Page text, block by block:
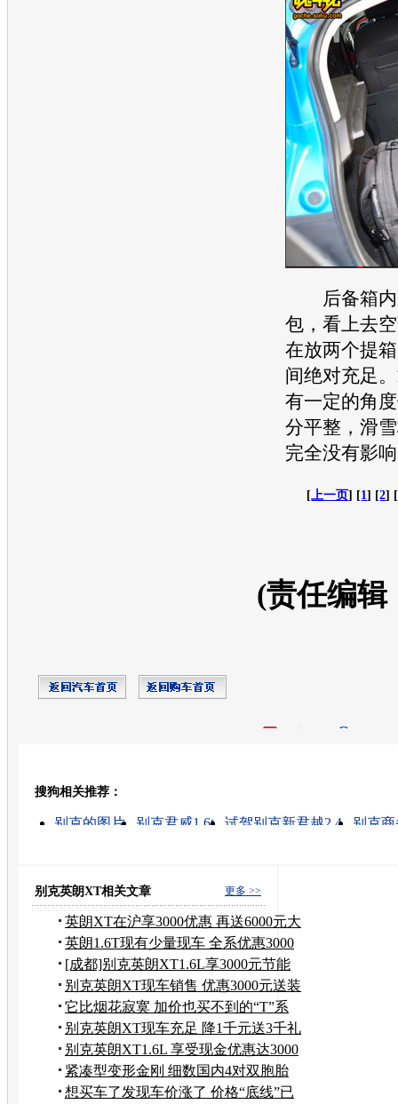
后备箱
包，看上去
在放两个提
间绝对充足
有一定的角
分平整，滑
完全没有影
[ 上一页] [1] [2]
(责任编辑
搜狗相关推荐：
别克的图片 别克君威1.6t 试驾别克新君越2.4
别克
更多 >>
别克英朗XT相关文章
英朗XT在沪享3000优惠 再送6000元大
礼包
英朗1.6T现有少量现车 全系优惠3000
元
[成都]别克英朗XT1.6L享3000元节能
补贴
别克英朗XT现车销售 优惠3000元送装
潢
它比烟花寂寞 加价也买不到的“T”系
车
别克英朗XT现车充足 降1千元送3千礼
包
别克英朗XT1.6L 享受现金优惠达3000
元
紧凑型变形金刚 细数国内4对双胞胎
车型
想买车了发现车价涨了 价格“底线”已